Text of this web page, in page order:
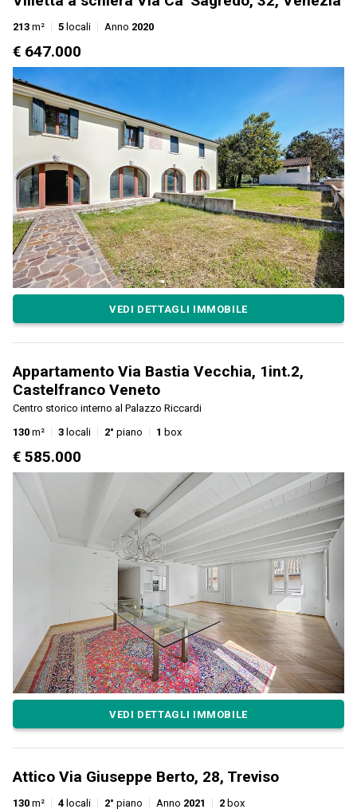
213 m² 5 locali Anno 2020
€ 647.000
VEDI DETTAGLI IMMOBILE
Appartamento Via Bastia Vecchia, 1int.2,
Castelfranco Veneto
Centro storico interno al Palazzo Riccardi
130 m² 3 locali 2° piano 1 box
€ 585.000
VEDI DETTAGLI IMMOBILE
Attico Via Giuseppe Berto, 28, Treviso
130 m² 4 locali 2° piano Anno 2021 2 box